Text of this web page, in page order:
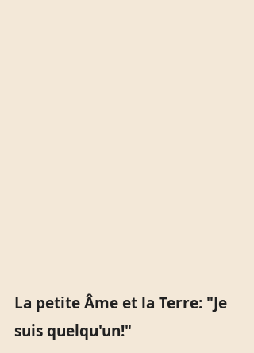
La petite Âme et la Terre: "Je
suis quelqu'un!"